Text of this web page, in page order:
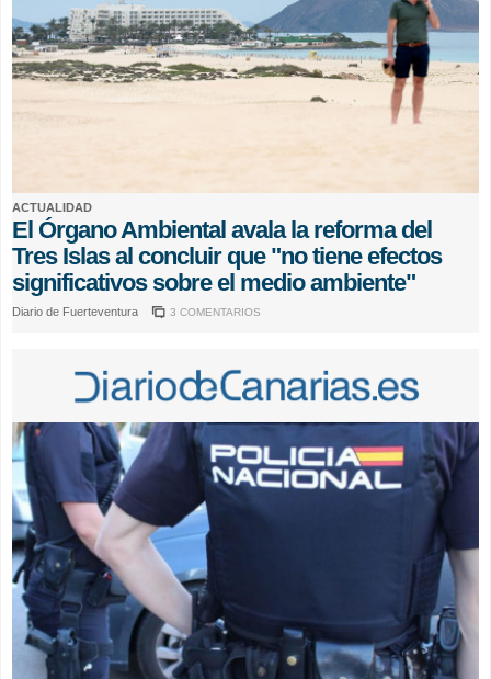
ACTUALIDAD
El Órgano Ambiental avala la reforma del
Tres Islas al concluir que "no tiene efectos
significativos sobre el medio ambiente"
Diario de Fuerteventura 3 COMENTARIOS